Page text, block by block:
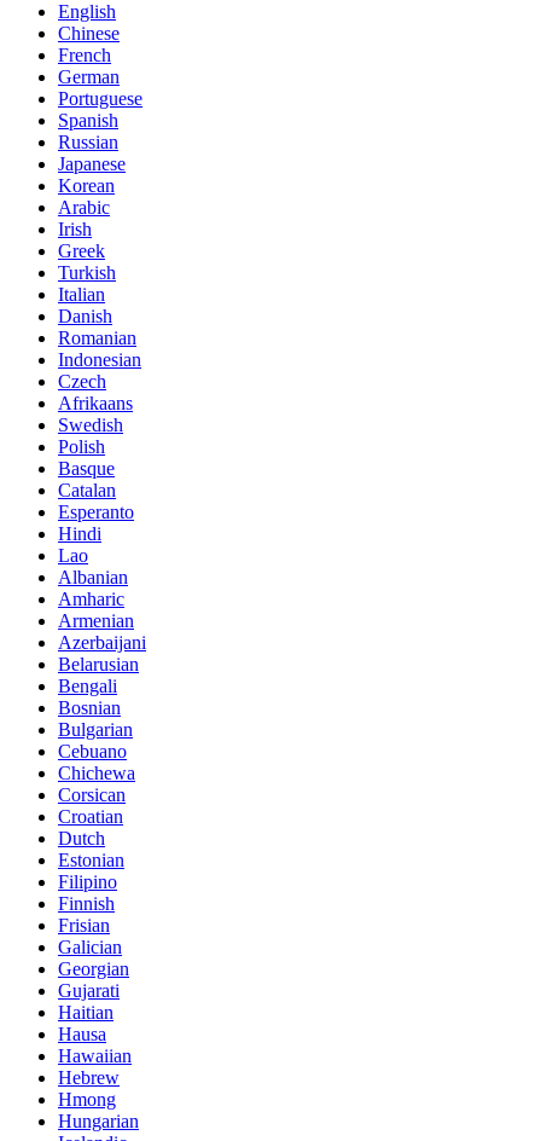
English
Chinese
French
German
Portuguese
Spanish
Russian
Japanese
Korean
Arabic
Irish
Greek
Turkish
Italian
Danish
Romanian
Indonesian
Czech
Afrikaans
Swedish
Polish
Basque
Catalan
Esperanto
Hindi
Lao
Albanian
Amharic
Armenian
Azerbaijani
Belarusian
Bengali
Bosnian
Bulgarian
Cebuano
Chichewa
Corsican
Croatian
Dutch
Estonian
Filipino
Finnish
Frisian
Galician
Georgian
Gujarati
Haitian
Hausa
Hawaiian
Hebrew
Hmong
Hungarian